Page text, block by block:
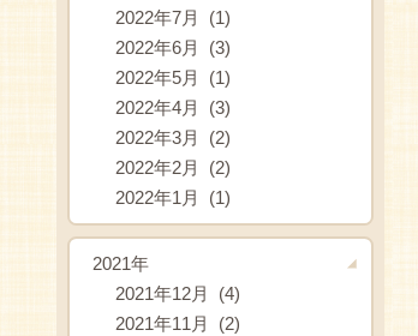
2022年7月 (1)
2022年6月 (3)
2022年5月 (1)
2022年4月 (3)
2022年3月 (2)
2022年2月 (2)
2022年1月 (1)
2021年
2021年12月 (4)
2021年11月 (2)